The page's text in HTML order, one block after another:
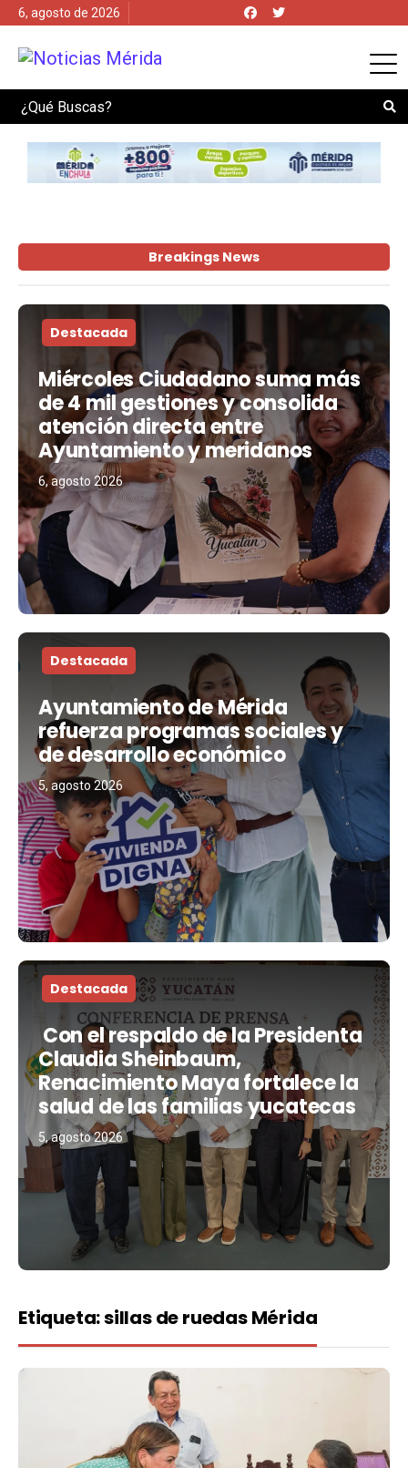
6, agosto de 2026
Search
Breakings News
Destacada
Miércoles Ciudadano suma más
de 4 mil gestiones y consolida
atención directa entre
Ayuntamiento y meridanos
6, agosto 2026
Destacada
Ayuntamiento de Mérida
refuerza programas sociales y
de desarrollo económico
5, agosto 2026
Destacada
Con el respaldo de la Presidenta
Claudia Sheinbaum,
Renacimiento Maya fortalece la
salud de las familias yucatecas
5, agosto 2026
Etiqueta:sillas de ruedas Mérida